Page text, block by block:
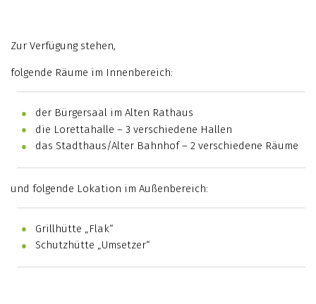
Zur Verfügung stehen,
folgende Räume im Innenbereich:
der Bürgersaal im Alten Rathaus
die Lorettahalle – 3 verschiedene Hallen
das Stadthaus/Alter Bahnhof – 2 verschiedene Räume
und folgende Lokation im Außenbereich:
Grillhütte „Flak“
Schutzhütte „Umsetzer“